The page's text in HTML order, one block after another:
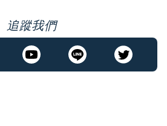
追蹤我們